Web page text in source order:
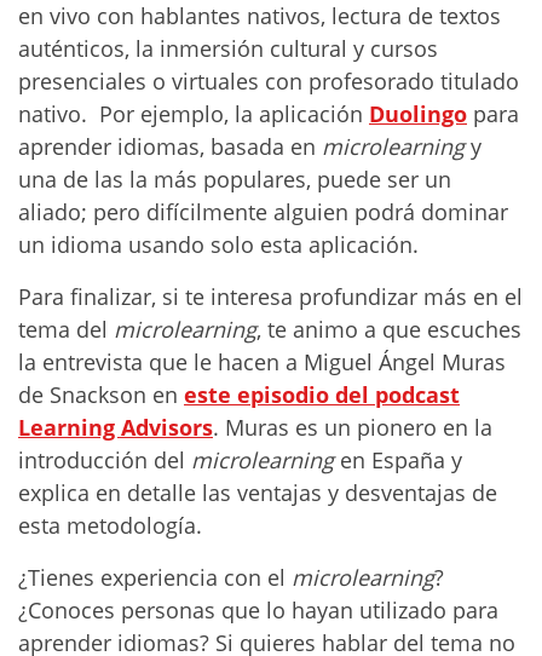
en vivo con hablantes nativos, lectura de textos
auténticos, la inmersión cultural y cursos
presenciales o virtuales con profesorado titulado
nativo. Por ejemplo, la aplicación Duolingo para
aprender idiomas, basada en microlearningy
una de las la más populares, puede ser un
aliado; pero difícilmente alguien podrá dominar
un idioma usando solo esta aplicación.
Para finalizar, si te interesa profundizar más en el
tema del microlearning, te animo a que escuches
la entrevista que le hacen a Miguel Ángel Muras
de Snackson en este episodio del podcast
Learning Advisors. Muras es un pionero en la
introducción del microlearningen España y
explica en detalle las ventajas y desventajas de
esta metodología.
¿Tienes experiencia con el microlearning?
¿Conoces personas que lo hayan utilizado para
aprender idiomas? Si quieres hablar del tema no